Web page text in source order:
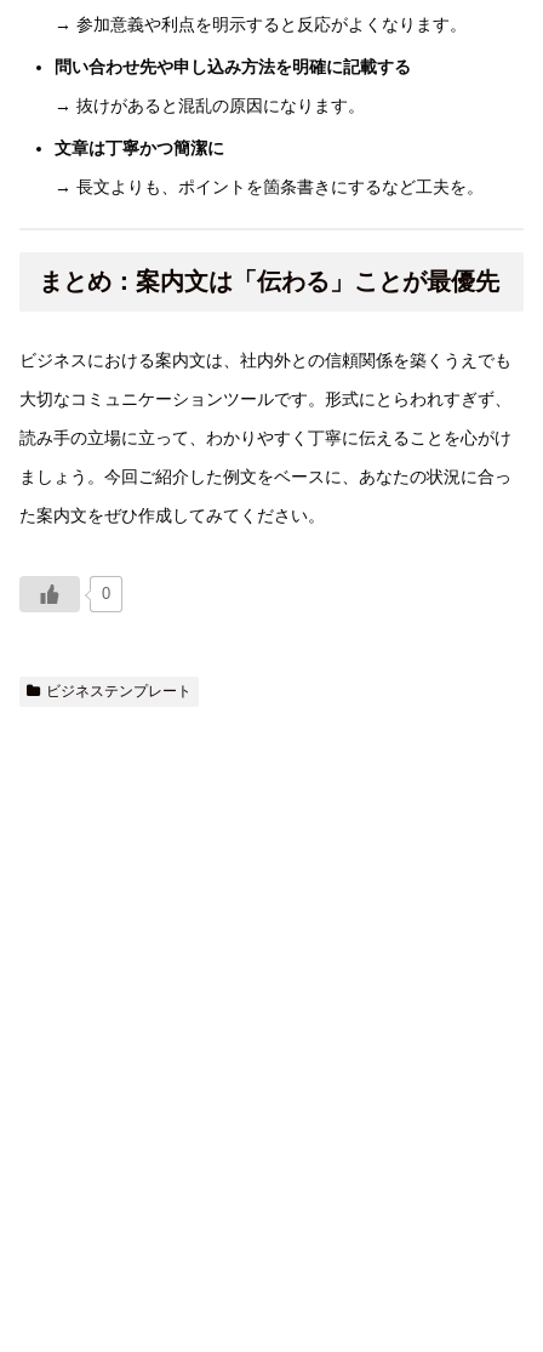
→ 参加意義や利点を明示すると反応がよくなります。
問い合わせ先や申し込み方法を明確に記載する
→ 抜けがあると混乱の原因になります。
文章は丁寧かつ簡潔に
→ 長文よりも、ポイントを箇条書きにするなど工夫を。
まとめ：案内文は「伝わる」ことが最優先
ビジネスにおける案内文は、社内外との信頼関係を築くうえでも
大切なコミュニケーションツールです。形式にとらわれすぎず、
読み手の立場に立って、わかりやすく丁寧に伝えることを心がけ
ましょう。今回ご紹介した例文をベースに、あなたの状況に合っ
た案内文をぜひ作成してみてください。
0
ビジネステンプレート